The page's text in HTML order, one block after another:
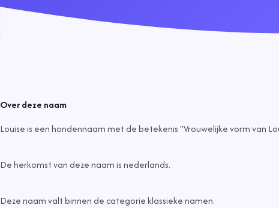
Over deze naam
Louise is een hondennaam met de betekenis "Vrouwelijke vorm van
De herkomst van deze naam isnederlands.
Deze naam valt binnen de categorieklassieke namen.